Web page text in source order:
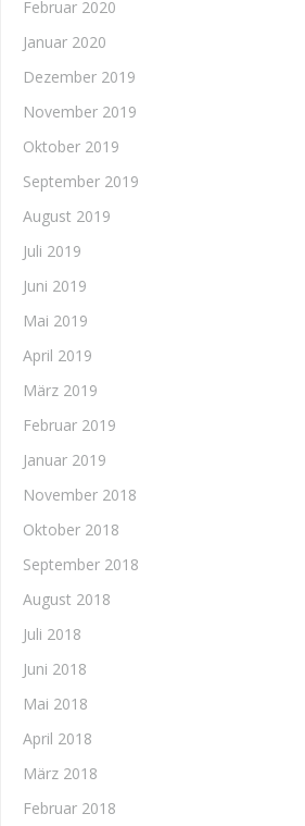
Februar 2020
Januar 2020
Dezember 2019
November 2019
Oktober 2019
September 2019
August 2019
Juli 2019
Juni 2019
Mai 2019
April 2019
März 2019
Februar 2019
Januar 2019
November 2018
Oktober 2018
September 2018
August 2018
Juli 2018
Juni 2018
Mai 2018
April 2018
März 2018
Februar 2018